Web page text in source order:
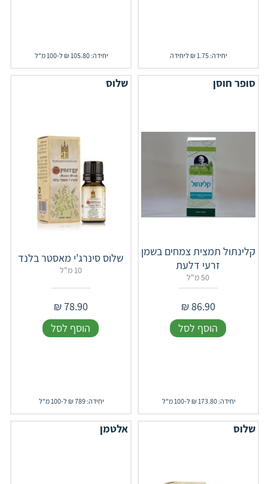
יחידה: 1.75 ₪ ליחידה יחידה: 105.80 ₪ ל-100 מ"ל
סופר חוסן
קלינתול תמצית צמחים בשמן
זרעי דלעת
50 מ"ל
86.90
₪
הוסף לסל
יחידה: 173.80 ₪ ל-100 מ"ל
שלוס
שלוס סינרג'י מאסטר בלנד
10 מ"ל
78.90
₪
הוסף לסל
יחידה: 789 ₪ ל-100 מ"ל
שלוס אלטמן